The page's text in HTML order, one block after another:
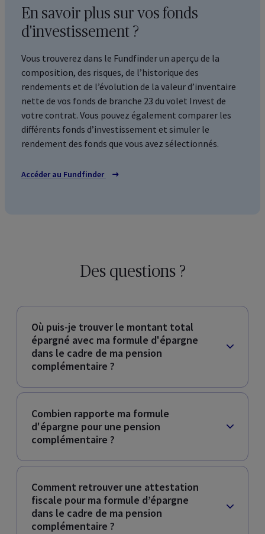
En savoir plus sur vos fonds
d'investissement ?
Vous trouverez dans le Fundfinderun aperçu de la
composition, des risques, de l’historique des
rendements et de l’évolution de la valeur d’inventaire
nette de vos fonds de branche 23 du volet Invest de
votre contrat. Vous pouvez également comparer les
différents fonds d’investissement et simuler le
rendement des fonds que vous avez sélectionnés.
Accéder au Fundfinder
Des questions ?
Où puis-je trouver le montant total
épargné avec ma formule d'épargne
dans le cadre de ma pension
complémentaire ?
Combien rapporte ma formule
d'épargne pour une pension
complémentaire ?
Comment retrouver une attestation
fiscale pour ma formule d’épargne
dans le cadre de ma pension
complémentaire ?